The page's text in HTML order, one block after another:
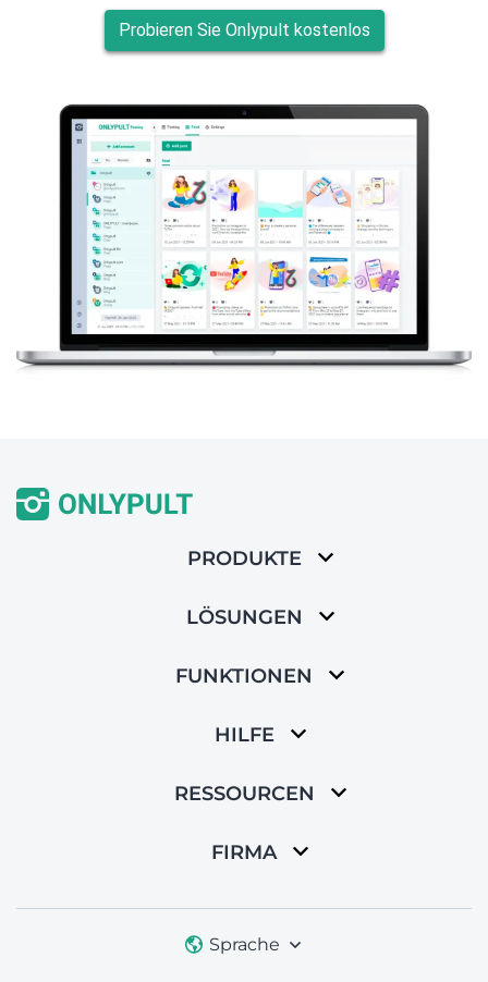
Probieren Sie Onlypult kostenlos
PRODUKTE
LÖSUNGEN
FUNKTIONEN
HILFE
RESSOURCEN
FIRMA
Sprache